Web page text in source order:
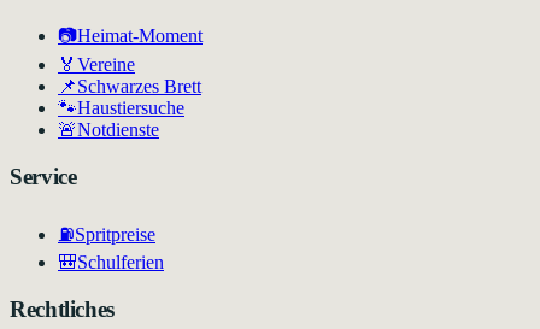
📷Heimat-Moment
🏅 Vereine
📌Schwarzes Brett
🐾Haustiersuche
🚨Notdienste
Service
⛽Spritpreise
🎒Schulferien
Rechtliches